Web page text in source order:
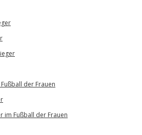
der Frauen
im Fußball der Frauen